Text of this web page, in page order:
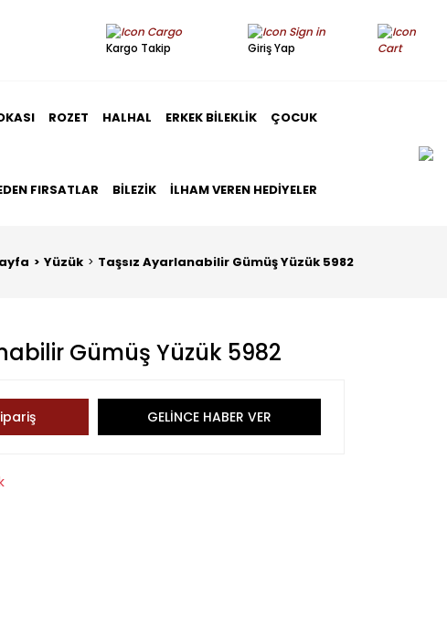
Kargo Takip Giriş Yap
ROZET HALHAL ERKEK BILEKLIK ÇOCUK
FIRSATLAR BILEZIK İLHAM VEREN HEDIYELER
Yüzük Taşsız Ayarlanabilir Gümüş Yüzük 5982
Gümüş Yüzük 5982
GELİNCE HABER VER